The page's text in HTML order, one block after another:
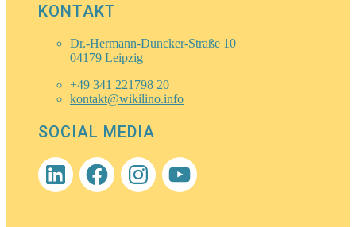
KONTAKT
Dr.-Hermann-Duncker-Straße 10
04179 Leipzig
+49 341 221798 20
kontakt@wikilino.info
SOCIAL MEDIA
LinkedInFacebookInstagramYouTube